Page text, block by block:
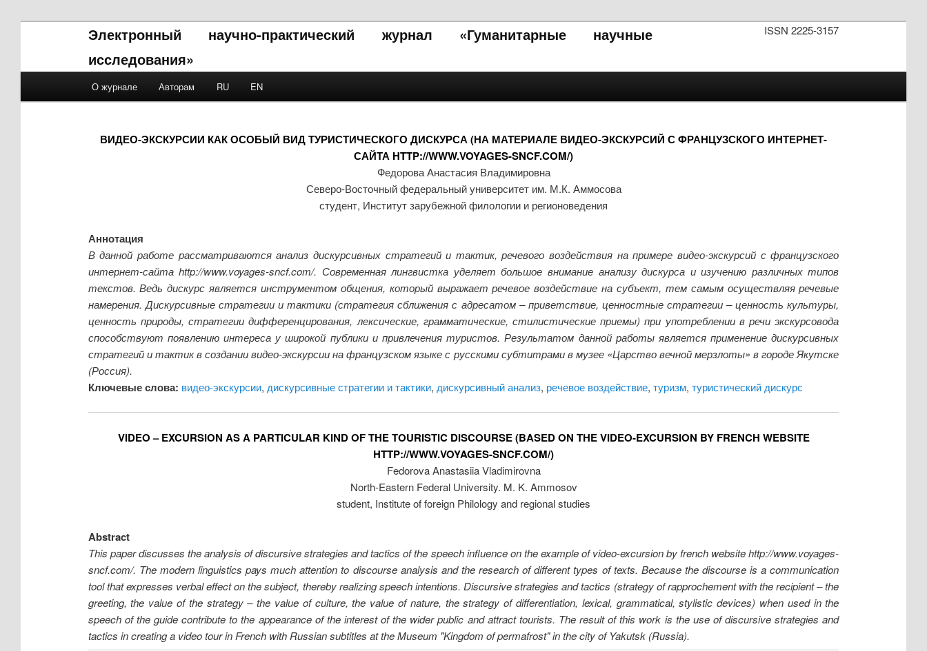
ISSN 2225-3157
Электронный научно-практический журнал «Гуманитарные научные
исследования»
Skip to primary content
Skip to secondary content
О журнале Авторам RU EN
ВИДЕО-ЭКСКУРСИИ КАК ОСОБЫЙ ВИД ТУРИСТИЧЕСКОГО ДИСКУРСА (НА МАТЕРИАЛЕ ВИДЕО-ЭКСКУРСИЙ С ФРАНЦУЗСКОГО ИНТЕРНЕТ-
САЙТА HTTP://WWW.VOYAGES-SNCF.COM/)
Федорова Анастасия Владимировна
Северо-Восточный федеральный университет им. М.К. Аммосова
студент, Институт зарубежной филологии и регионоведения
Аннотация
В данной работе рассматриваются анализ дискурсивных стратегий и тактик, речевого воздействия на примере видео-экскурсий с французского
интернет-сайта http://www.voyages-sncf.com/. Современная лингвистка уделяет большое внимание анализу дискурса и изучению различных типов
текстов. Ведь дискурс является инструментом общения, который выражает речевое воздействие на субъект, тем самым осуществляя речевые
намерения. Дискурсивные стратегии и тактики (стратегия сближения с адресатом – приветствие, ценностные стратегии – ценность культуры,
ценность природы, стратегии дифференцирования, лексические, грамматические, стилистические приемы) при употреблении в речи экскурсовода
способствуют появлению интереса у широкой публики и привлечения туристов. Результатом данной работы является применение дискурсивных
стратегий и тактик в создании видео-экскурсии на французском языке с русскими субтитрами в музее «Царство вечной мерзлоты» в городе Якутске
(Россия).
Ключевые слова: видео-экскурсии, дискурсивные стратегии и тактики, дискурсивный анализ, речевое воздействие, туризм, туристический дискурс
VIDEO – EXCURSION AS A PARTICULAR KIND OF THE TOURISTIC DISCOURSE (BASED ON THE VIDEO-EXCURSION BY FRENCH WEBSITE
HTTP://WWW.VOYAGES-SNCF.COM/)
Fedorova Anastasiia Vladimirovna
North-Eastern Federal University. M. K. Ammosov
student, Institute of foreign Philology and regional studies
Abstract
This paper discusses the analysis of discursive strategies and tactics of the speech influence on the example of video-excursion by french website http://www.voyages-
sncf.com/. The modern linguistics pays much attention to discourse analysis and the research of different types of texts. Because the discourse is a communication
tool that expresses verbal effect on the subject, thereby realizing speech intentions. Discursive strategies and tactics (strategy of rapprochement with the recipient – the
greeting, the value of the strategy – the value of culture, the value of nature, the strategy of differentiation, lexical, grammatical, stylistic devices) when used in the
speech of the guide contribute to the appearance of the interest of the wider public and attract tourists. The result of this work is the use of discursive strategies and
tactics in creating a video tour in French with Russian subtitles at the Museum "Kingdom of permafrost" in the city of Yakutsk (Russia).